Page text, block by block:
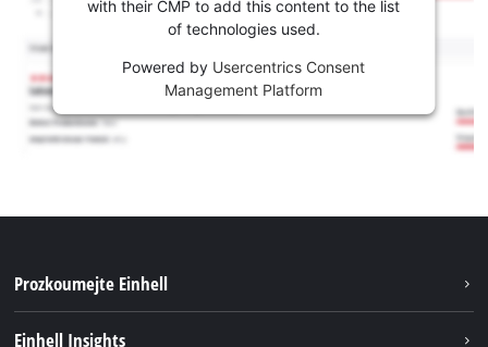
with their CMP to add this content to the list
of technologies used.
Powered by Usercentrics Consent
Management Platform
Prozkoumejte Einhell
Einhell Insights